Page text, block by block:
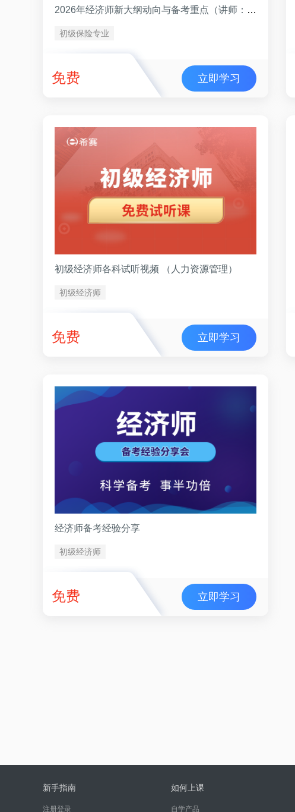
2026年经济师新大纲动向与备考重点（讲师：李碧茹）
初级保险专业
免费 立即学习
初级经济师各科试听视频 （人力资源管理）
初级经济师
免费 立即学习
经济师备考经验分享
初级经济师
免费 立即学习
新手指南
注册登录
如何上课
自学产品